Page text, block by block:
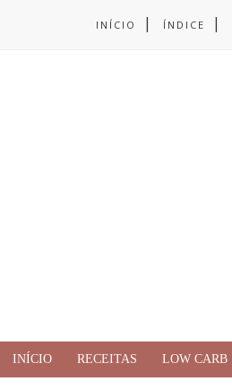
INÍCIO ÍNDICE
INÍCIO RECEITAS LOW CARB